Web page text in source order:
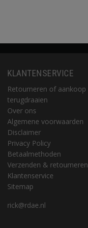
KLANTENSERVICE
Retourneren of aankoop
terugdraaien
Over ons
Algemene voorwaarden
Disclaimer
Privacy Policy
Betaalmethoden
Verzenden & retourneren
Klantenservice
Sitemap
rick@rdae.nl